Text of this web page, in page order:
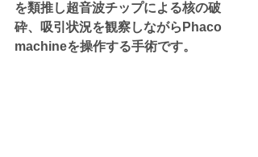
を類推し超音波チップによる核の破
砕、吸引状況を観察しながらPhaco
machineを操作する手術です。